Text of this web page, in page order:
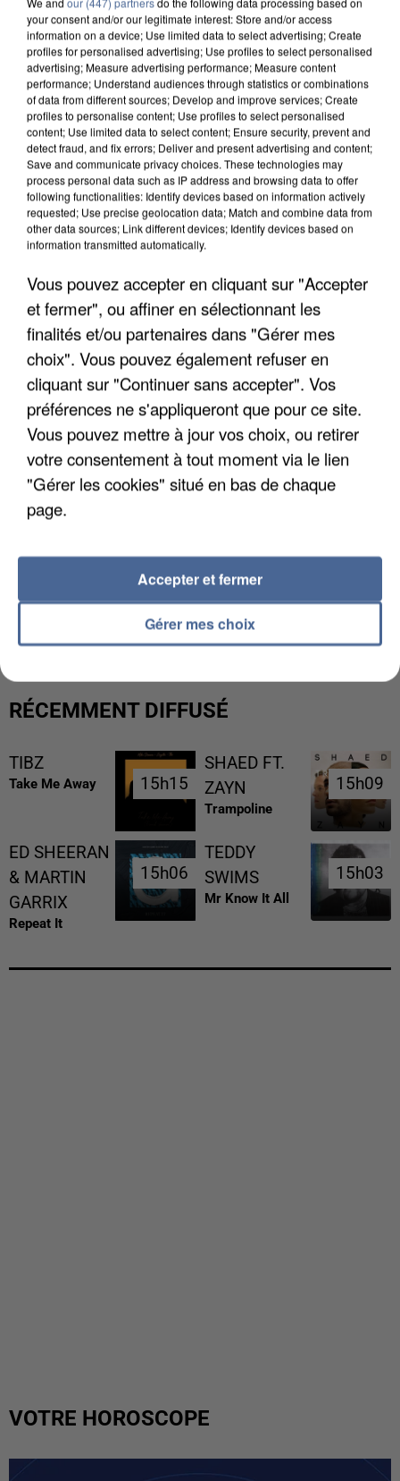
INTERMARCHÉ APRÈS UNE...
LES FRANÇAIS, FANS DE LA FLEMME
RÉCEMMENT DIFFUSÉ
TIBZ
Take Me Away 15h15
15h15
SHAED FT.
ZAYN
Trampoline
15h09
15h09
ED SHEERAN
& MARTIN
GARRIX
Repeat It
15h06
15h06
TEDDY
SWIMS
Mr Know It All
15h03
15h03
VOTRE HOROSCOPE
your consent and/or our legitimate interest: Store and/or access
information on a device; Use limited data to select advertising; Create
profiles for personalised advertising; Use profiles to select personalised
advertising; Measure advertising performance; Measure content
performance; Understand audiences through statistics or combinations
of data from different sources; Develop and improve services; Create
profiles to personalise content; Use profiles to select personalised
content; Use limited data to select content; Ensure security, prevent and
detect fraud, and fix errors; Deliver and present advertising and content;
Save and communicate privacy choices. These technologies may
process personal data such as IP address and browsing data to offer
following functionalities: Identify devices based on information actively
requested; Use precise geolocation data; Match and combine data from
other data sources; Link different devices; Identify devices based on
information transmitted automatically.
Vous pouvez accepter en cliquant sur "Accepter
et fermer", ou affiner en sélectionnant les
finalités et/ou partenaires dans "Gérer mes
choix". Vous pouvez également refuser en
cliquant sur "Continuer sans accepter". Vos
préférences ne s'appliqueront que pour ce site.
Vous pouvez mettre à jour vos choix, ou retirer
votre consentement à tout moment via le lien
"Gérer les cookies" situé en bas de chaque
page.
Gérer mes choix
Accepter et fermer